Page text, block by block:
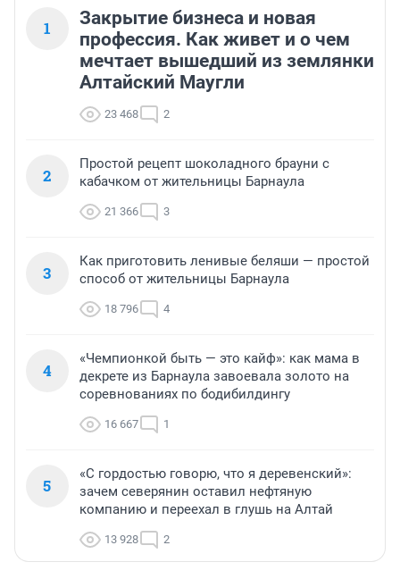
1
Закрытие бизнеса и новая
профессия. Как живет и о чем
мечтает вышедший из землянки
Алтайский Маугли
23 468 2
2
Простой рецепт шоколадного брауни с
кабачком от жительницы Барнаула
21 366 3
3
Как приготовить ленивые беляши — простой
способ от жительницы Барнаула
18 796 4
4
«Чемпионкой быть — это кайф»: как мама в
декрете из Барнаула завоевала золото на
соревнованиях по бодибилдингу
16 667 1
5
«С гордостью говорю, что я деревенский»:
зачем северянин оставил нефтяную
компанию и переехал в глушь на Алтай
13 928 2